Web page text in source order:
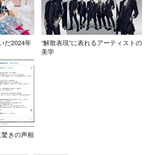
だ2024年
“解散表現”に表れるアーティストの
美学
きの声相